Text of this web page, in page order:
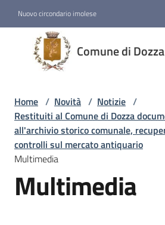
Nuovo circondario imolese
Comune di Dozza
Comune
di
Dozza
Amministrazione
Novità
Menu selezionato
Home / Novità / Notizie /
Restituiti al Comune di Dozza
all'archivio storico comunale,
controlli sul mercato antiquario
Multimedia
Multimedia